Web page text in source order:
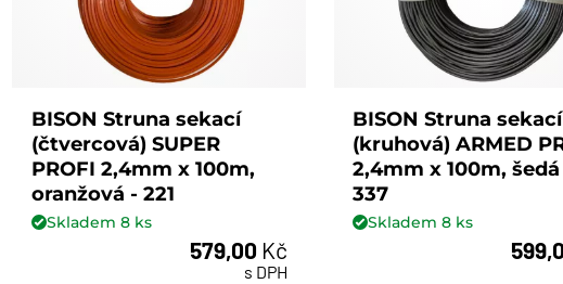
BISON Struna sekací
(čtvercová) SUPER
PROFI 2,4mm x 100m,
oranžová - 221
Skladem 8ks
579,00 Kč
s DPH
BISON Struna sekací
(kruhová) ARMED
2,4mm x 100m,
337
Skladem8 ks